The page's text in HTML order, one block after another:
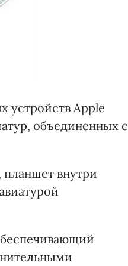
устройств Apple
объединенных с
внутри